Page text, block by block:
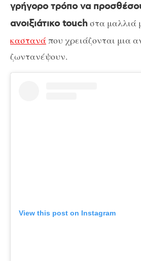
γρήγορο τρόπο να
ανοιξιάτικο touchστα μαλλιά
καστανάπου χρειάζονται μια
ζωντανέψουν.
View this post on Instagram